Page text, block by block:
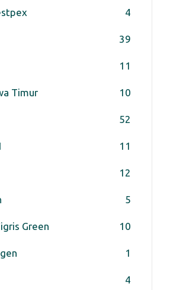
4
39
11
Timur 10
52
11
12
5
Green 10
1
4